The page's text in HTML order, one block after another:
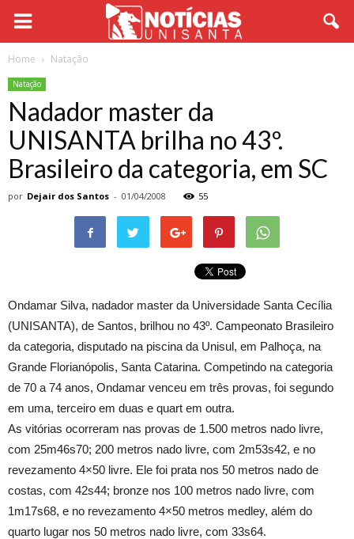
Home Natação
Natação
Nadador master da
UNISANTA brilha no 43º.
Brasileiro da categoria, em SC
por Dejair dos Santos - 01/04/2008 55
Ondamar Silva, nadador master da Universidade Santa Cecília
(UNISANTA), de Santos, brilhou no 43º. Campeonato Brasileiro
da categoria, disputado na piscina da Unisul, em Palhoça, na
Grande Florianópolis, Santa Catarina. Competindo na categoria
de 70 a 74 anos, Ondamar venceu em três provas, foi segundo
em uma, terceiro em duas e quart em outra.
As vitórias ocorreram nas provas de 1.500 metros nado livre,
com 25m46s70; 200 metros nado livre, com 2m53s42, e no
revezamento 4×50 livre. Ele foi prata nos 50 metros nado de
costas, com 42s44; bronze nos 100 metros nado livre, com
1m17s68, e no revezamento 4×50 metros medley, além do
quarto lugar nos 50 metros nado livre, com 33s64.